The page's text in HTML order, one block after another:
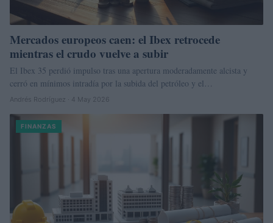
Mercados europeos caen: el Ibex retrocede
mientras el crudo vuelve a subir
El Ibex 35 perdió impulso tras una apertura moderadamente alcista y
cerró en mínimos intradía por la subida del petróleo y el…
Andrés Rodríguez · 4 May 2026
FINANZAS